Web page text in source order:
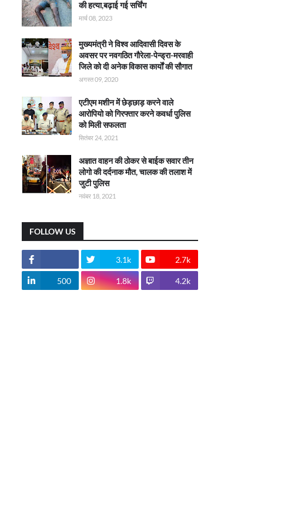
की हत्या,बढ़ाई गई सर्चिंग
मार्च 08, 2023
मुख्यमंत्री ने विश्व आदिवासी दिवस के
अवसर पर नवगठित गौरेला-पेन्ड्रा-मरवाही
जिले को दी अनेक विकास कार्याें की सौगात
अगस्त 09, 2020
एटीएम मशीन में छेड़छाड़ करने वाले
आरोपियो को गिरफ्तार करने कवर्धा पुलिस
को मिली सफलता
सितंबर 24, 2021
अज्ञात वाहन की ठोकर से बाईक सवार तीन
लोगो की दर्दनाक मौत, चालक की तलाश में
जुटी पुलिस
नवंबर 18, 2021
FOLLOW US
3.1k 2.7k
500 1.8k 4.2k